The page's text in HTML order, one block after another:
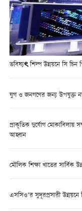
ভবিষ্যৎ শিল্প উন্নয়নে সি চিন
যুগ ও জনগণের জন্য উপযুক্ত
প্রাকৃতিক দুর্যোগ মোকাবিলায়
আহ্বান
মৌলিক শিক্ষা খাতের সার্বিক
এসসিও’র সুদূরপ্রসারী উন্নয়নে